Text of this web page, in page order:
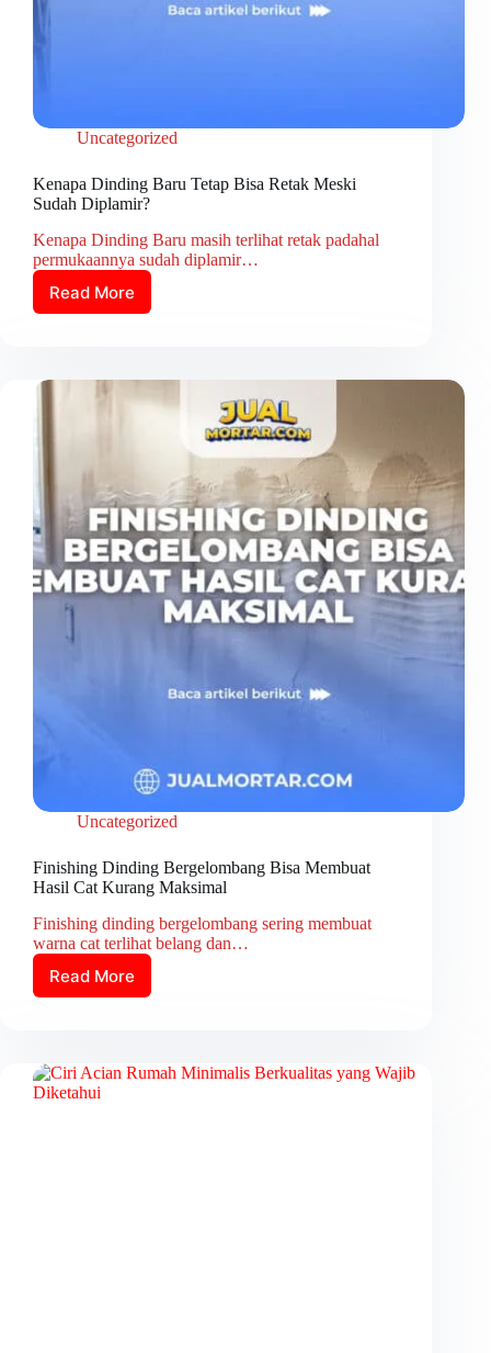
Uncategorized
Kenapa Dinding Baru Tetap Bisa Retak Meski
Sudah Diplamir?
Kenapa Dinding Baru masih terlihat retak padahal
permukaannya sudah diplamir…
Read More
Uncategorized
Finishing Dinding Bergelombang Bisa Membuat
Hasil Cat Kurang Maksimal
Finishing dinding bergelombang sering membuat
warna cat terlihat belang dan…
Read More